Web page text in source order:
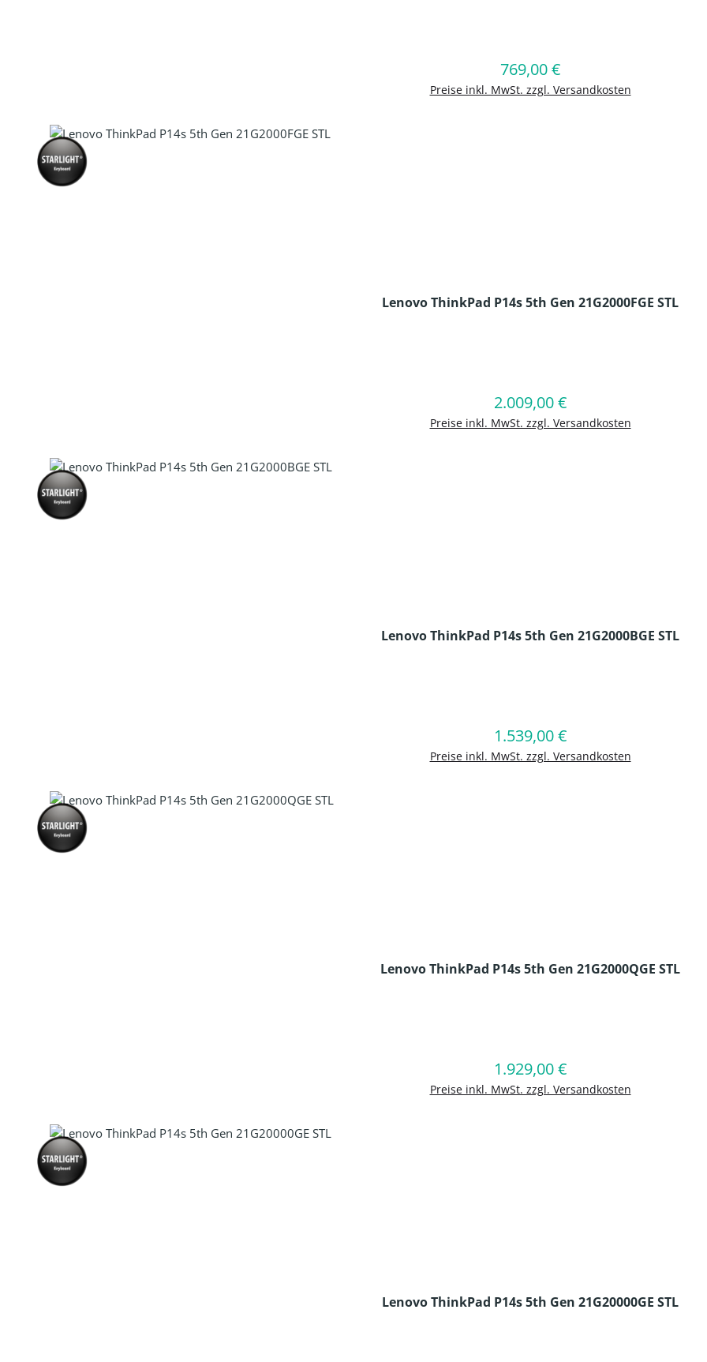
Regulärer Preis:
769,00 €
Preise inkl. MwSt. zzgl. Versandkosten
In den Warenkorb
Lenovo ThinkPad P14s 5th Gen 21G2000FGE STL
Regulärer Preis:
2.009,00 €
Preise inkl. MwSt. zzgl. Versandkosten
In den Warenkorb
Lenovo ThinkPad P14s 5th Gen 21G2000BGE STL
Regulärer Preis:
1.539,00 €
Preise inkl. MwSt. zzgl. Versandkosten
In den Warenkorb
Lenovo ThinkPad P14s 5th Gen 21G2000QGE STL
Regulärer Preis:
1.929,00 €
Preise inkl. MwSt. zzgl. Versandkosten
In den Warenkorb
Lenovo ThinkPad P14s 5th Gen 21G20000GE STL